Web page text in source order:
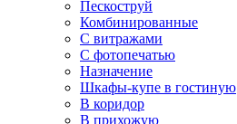
Пескоструй
Комбинированные
С витражами
С фотопечатью
Назначение
Шкафы-купе в гостиную
В коридор
В прихожую